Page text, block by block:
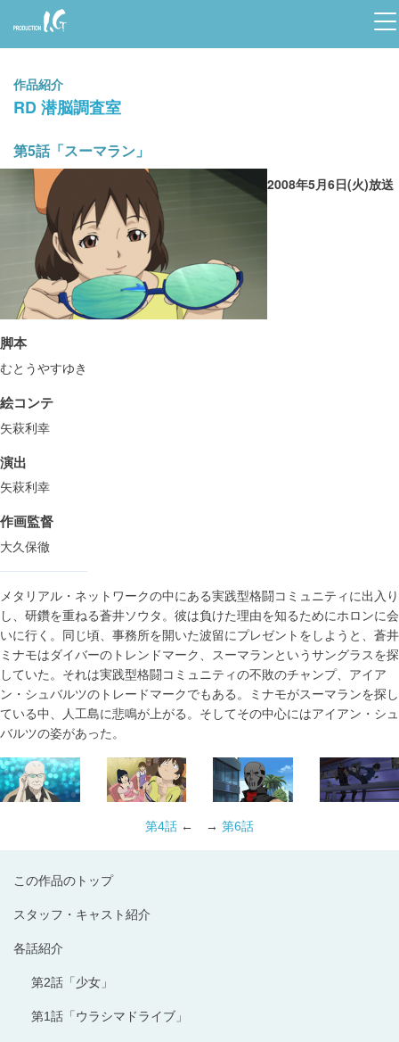
Prod
uctio
n I.G
作品紹介
RD 潜脳調査室
この作品のトップ
スタッフ・キャスト紹介
各話紹介
第2話「少女」
第1話「ウラシマドライブ」
第5話「スーマラン」
2008年5月6日(火)放送
脚本
むとうやすゆき
絵コンテ
矢萩利幸
演出
矢萩利幸
作画監督
大久保徹
メタリアル・ネットワークの中にある実践型格闘コミュニティに出入り
し、研鑽を重ねる蒼井ソウタ。彼は負けた理由を知るためにホロンに会
いに行く。同じ頃、事務所を開いた波留にプレゼントをしようと、蒼井
ミナモはダイバーのトレンドマーク、スーマランというサングラスを探
していた。それは実践型格闘コミュニティの不敗のチャンプ、アイア
ン・シュバルツのトレードマークでもある。ミナモがスーマランを探し
ている中、人工島に悲鳴が上がる。そしてその中心にはアイアン・シュ
バルツの姿があった。
第4話 ← → 第6話